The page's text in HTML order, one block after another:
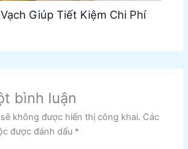
Giúp Tiết Kiệm Chi Phí
bình luận
không được hiển thị công khai. Các
được đánh dấu *